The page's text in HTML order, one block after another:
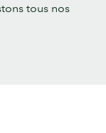
tous nos